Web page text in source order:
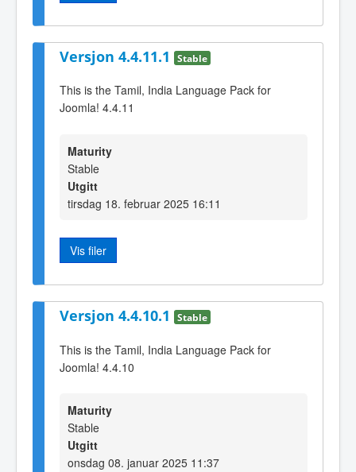
Versjon 4.4.11.1 Stable
This is the Tamil, India Language Pack for
Joomla! 4.4.11
Maturity
Stable
Utgitt
tirsdag 18. februar 2025 16:11
Vis filer
Versjon 4.4.10.1 Stable
This is the Tamil, India Language Pack for
Joomla! 4.4.10
Maturity
Stable
Utgitt
onsdag 08. januar 2025 11:37